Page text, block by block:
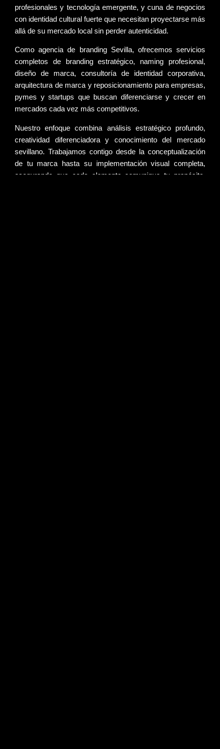
profesionales y tecnología emergente, y cuna de negocios
con identidad cultural fuerte que necesitan proyectarse más
allá de su mercado local sin perder autenticidad.
Comoagencia de branding Sevilla, ofrecemos servicios
completos de branding estratégico, naming profesional,
diseño de marca, consultoría de identidad corporativa,
arquitectura de marca y reposicionamiento para empresas,
pymes y startups que buscan diferenciarse y crecer en
mercados cada vez más competitivos.
Nuestro enfoque combina análisis estratégico profundo,
creatividad diferenciadoray conocimiento del mercado
sevillano. Trabajamos contigo desde la conceptualización
de tu marca hasta su implementación visual completa,
asegurando que cada elemento comunique tu propósito,